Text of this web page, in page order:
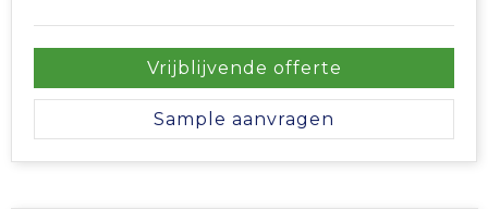
Vrijblijvende offerte
Sample aanvragen